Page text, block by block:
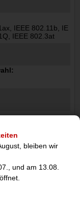
bleiben wir
und am 13.08.
IEEE 802.11b, IE
IEEE 802.3at